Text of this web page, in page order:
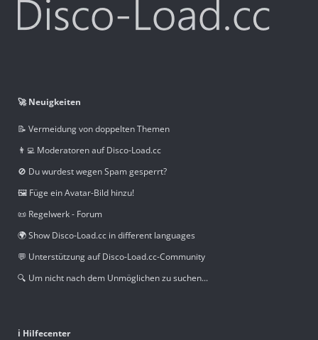
🚀 Neuigkeiten
📝 Vermeidung von doppelten Themen
👨‍💻 Moderatoren auf Disco-Load.cc
🚫 Du wurdest wegen Spam gesperrt?
🖼️ Füge ein Avatar-Bild hinzu!
📜 Regelwerk - Forum
🌍 Show Disco-Load.cc in different languages
💬 Unterstützung auf Disco-Load.cc-Community
🔍 Um nicht nach dem Unmöglichen zu suchen...
ℹ️ Hilfecenter